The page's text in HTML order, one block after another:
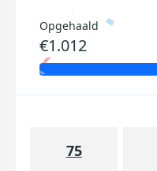
Opgehaald
€1.012
75